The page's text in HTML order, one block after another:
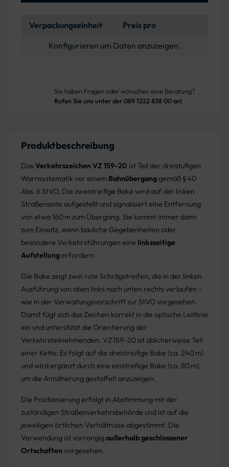
Verpackungseinheit
Preis pro
Konfigurieren um Daten anzuzeigen.
Sie haben Fragen oder wünschen eine Beratung?
Rufen Sie uns unter der 089 1222 838 00 an!
Produktbeschreibung
DasVerkehrszeichen VZ 159-20 ist Teil der dreistufigen
Warnsystematik vor einem Bahnüberganggemäß § 40
Abs. 6 StVO. Die zweistreifige Bake wird auf der linken
Straßenseite aufgestellt und signalisiert eine Entfernung
von etwa 160 m zum Übergang. Sie kommt immer dann
zum Einsatz, wenn bauliche Gegebenheiten oder
besondere Verkehrsführungen eine linksseitige
Aufstellungerfordern.
Die Bake zeigt zwei rote Schrägstreifen, die in der linken
Ausführung von oben links nach unten rechts verlaufen –
wie in der Verwaltungsvorschrift zur StVO vorgesehen.
Damit fügt sich das Zeichen korrekt in die optische Leitlinie
ein und unterstützt die Orientierung der
Verkehrsteilnehmenden. VZ 159-20 ist üblicherweise Teil
einer Kette: Es folgt auf die dreistreifige Bake (ca. 240 m)
und wird ergänzt durch eine einstrefiige Bake (ca. 80 m),
um die Annäherung gestaffelt anzuzeigen.
Die Positionierung erfolgt in Abstimmung mit der
zuständigen Straßenverkehrsbehörde und ist auf die
jeweiligen örtlichen Verhältnisse abgestimmt. Die
Verwendung ist vorrangigaußerhalb geschlossener
Ortschaftenvorgesehen.